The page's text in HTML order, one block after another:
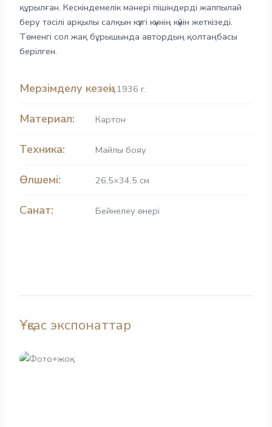
құрылған. Кескіндемелік мәнері пішіндерді жалпылай
беру тәсілі арқылы салқын күзгі күннің күйін жеткізеді.
Төменгі сол жақ бұрышында автордың қолтаңбасы
берілген.
Мерзімделу кезеңі: 1936 г.
Материал: Картон
Техника: Майлы бояу
Өлшемі: 26,5×34,5 см
Санат: Бейнелеу өнері
Ұқсас экспонаттар